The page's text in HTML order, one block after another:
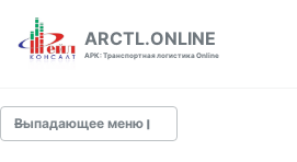
Skip to primary navigation
Skip to content
Skip to footer
ARCTL.ONLINE
АРК: Транспортная логистика Online
Выпадающее меню